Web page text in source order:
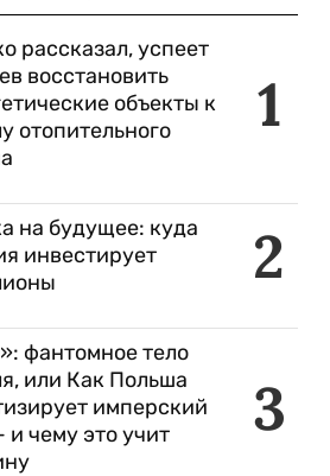
1
рассказал, успеет
восстановить
объекты к
отопительного
2
на будущее: куда
инвестирует
3
фантомное тело
или Как Польша
имперский
чему это учит